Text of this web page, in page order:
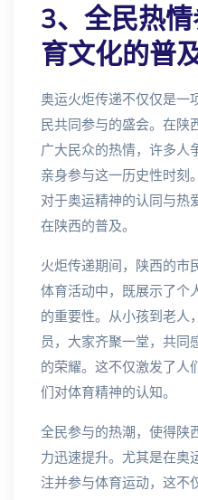
3、全民热
育文化的普
奥运火炬传递不仅仅是一
民共同参与的盛会。在陕
广大民众的热情，许多人
亲身参与这一历史性时刻
对于奥运精神的认同与热
在陕西的普及。
火炬传递期间，陕西的市
体育活动中，既展示了个
的重要性。从小孩到老人
员，大家齐聚一堂，共同
的荣耀。这不仅激发了人
们对体育精神的认知。
全民参与的热潮，使得陕
力迅速提升。尤其是在奥
注并参与体育运动，这不